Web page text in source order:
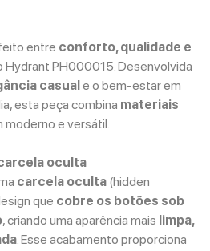
entre conforto, qualidade e
Hydrant PH000015. Desenvolvida
casuale o bem-estar em
esta peça combina materiais
moderno e versátil.
oculta
carcela oculta (hidden
que cobre os botões sob
, criando uma aparência mais limpa,
. Esse acabamento proporciona